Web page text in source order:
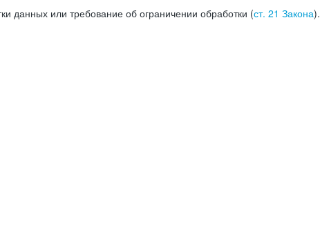
данных или требование об ограничении обработки (ст. 21 Закона).